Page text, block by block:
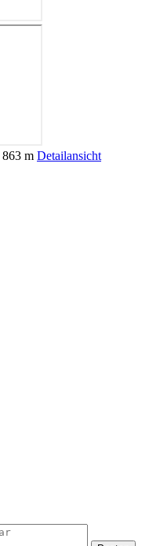
863 m Detailansicht